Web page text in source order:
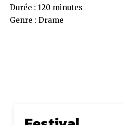
Durée : 120 minutes
Genre : Drame